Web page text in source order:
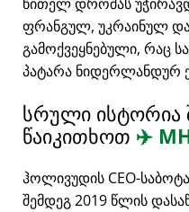
ფრანგულ, უკრაინულ
გამოქვეყნებული, რაც
პატარა ნიდერლანდურ
სრული ისტორია
წაიკითხოთ ✈️
ჰოლივუდის CEO-
შემდეგ 2019 წლის